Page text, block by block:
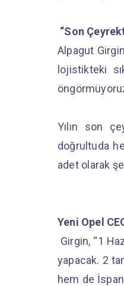
“Son
Alpagut
lojistikteki
Yılın son
doğrultuda
adet olarak
Yeni Opel
Girgin, “1
yapacak. 2
hem de